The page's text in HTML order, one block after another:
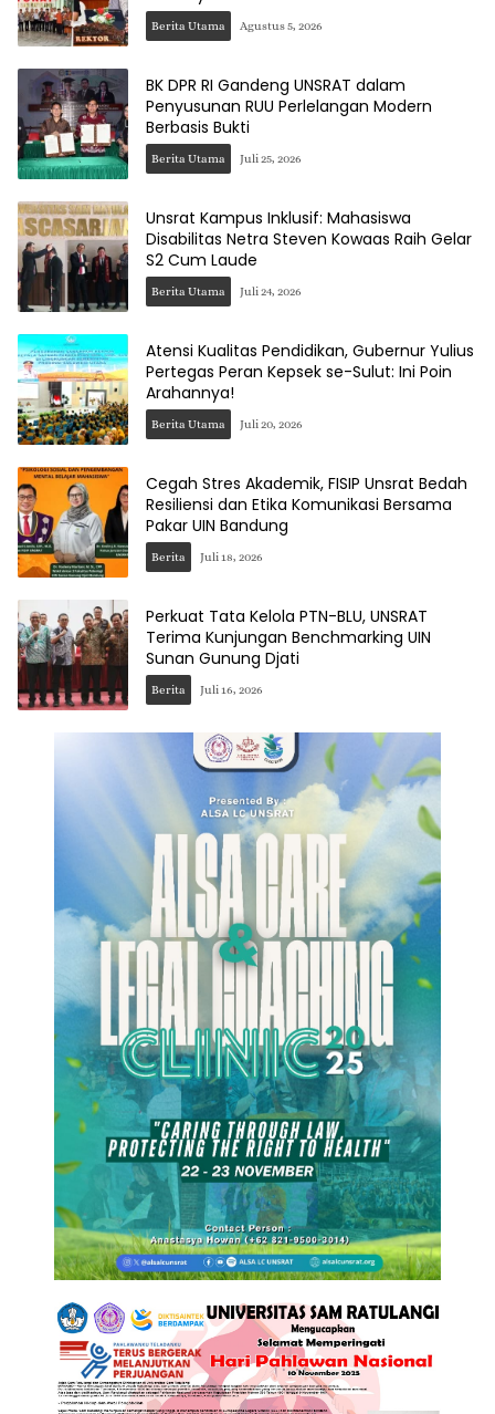
Berita Utama Agustus 5, 2026
BK DPR RI Gandeng UNSRAT dalam
Penyusunan RUU Perlelangan Modern
Berbasis Bukti
Berita Utama Juli 25, 2026
Unsrat Kampus Inklusif: Mahasiswa
Disabilitas Netra Steven Kowaas Raih Gelar
S2 Cum Laude
Berita Utama Juli 24, 2026
Atensi Kualitas Pendidikan, Gubernur Yulius
Pertegas Peran Kepsek se-Sulut: Ini Poin
Arahannya!
Berita Utama Juli 20, 2026
Cegah Stres Akademik, FISIP Unsrat Bedah
Resiliensi dan Etika Komunikasi Bersama
Pakar UIN Bandung
Berita Juli 18, 2026
Perkuat Tata Kelola PTN-BLU, UNSRAT
Terima Kunjungan Benchmarking UIN
Sunan Gunung Djati
Berita Juli 16, 2026